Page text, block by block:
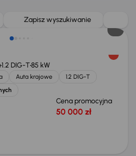
Zapisz wyszukiwanie
1.2 DIG-T85 kW
Auta krajowe
1.2 DIG-T
Cena promocyjna
50 000 zł